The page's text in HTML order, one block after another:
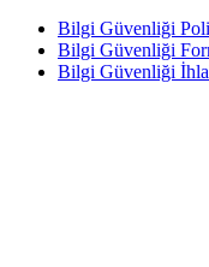
Bilgi Güvenliği
Bilgi Güvenliği
Bilgi Güvenliği